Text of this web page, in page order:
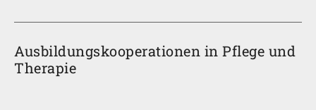
Ausbildungs­kooperationen in Pflege und
Therapie